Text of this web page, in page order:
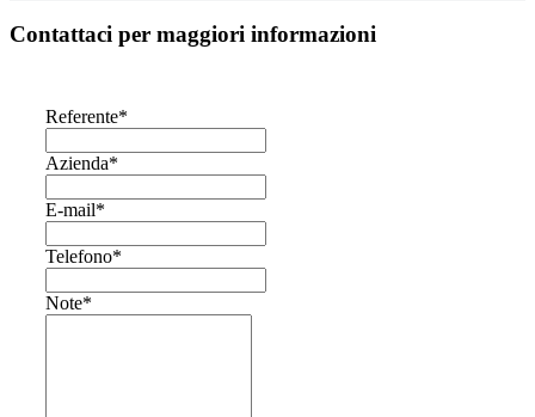
Contattaci per maggiori informazioni
Referente*
Azienda*
E-mail*
Telefono*
Note*